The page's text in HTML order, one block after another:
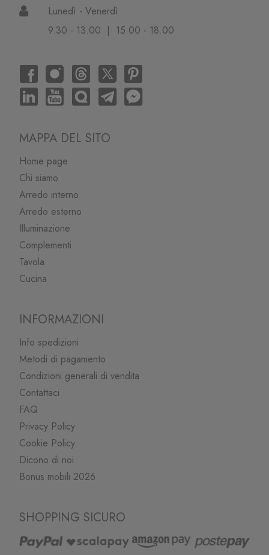
Lunedì - Venerdì
9.30 - 13.00 | 15.00 - 18.00
MAPPA DEL SITO
Home page
Chi siamo
Arredo interno
Arredo esterno
Illuminazione
Complementi
Tavola
Cucina
INFORMAZIONI
Info spedizioni
Metodi di pagamento
Condizioni generali di vendita
Contattaci
FAQ
Privacy Policy
Cookie Policy
Dicono di noi
Bonus mobili 2026
SHOPPING SICURO